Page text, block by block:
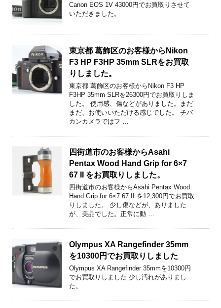
Canon EOS 1V 43000円でお買取りさせて
いただきました。
東京都 葛飾区のお客様からNikon
F3 HP F3HP 35mm SLRをお買取
りしました。
東京都 葛飾区のお客様からNikon F3 HP
F3HP 35mm SLRを26300円でお買取りしま
した。 使用感、傷などがありました。まだ
まだ、お使いいただける感じでした。 チバ
カンカメラではフ …
四街道市のお客様からAsahi
Pentax Wood Hand Grip for 6×7
67 II をお買取りしました。
四街道市のお客様からAsahi Pentax Wood
Hand Grip for 6×7 67 II を12,300円でお買取
りしました。 少し傷などが、ありました
が、美品でした。正常に動 …
Olympus XA Rangefinder 35mm
を10300円でお買取りしました
Olympus XA Rangefinder 35mmを10300円
でお買取りしました 少し汚れがありまし
た。